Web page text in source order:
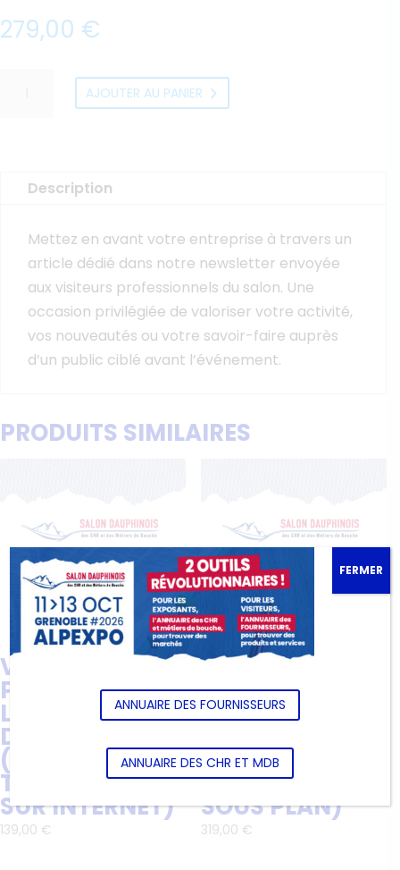
279,00 €
envoyée
visiteurs
professionnels
AJOUTER AU PANIER
Description
Mettez en avant votre entreprise à travers un
article dédié dans notre newsletter envoyée
aux visiteurs professionnels du salon. Une
occasion privilégiée de valoriser votre activité,
vos nouveautés ou votre savoir-faire auprès
d’un public ciblé avant l’événement.
PRODUITS SIMILAIRES
VOTRE
PUBLICITÉ SUR
LES BADGES
DES VISITEURS
(BADGES
TÉLÉCHARGÉS
SUR INTERNET)
139,00 €
VOTRE
PUBLICITÉ SUR
LE CATALOGUE
SALON
(BANDEAU
SOUS PLAN)
319,00 €
ANNUAIRE DES FOURNISSEURS
ANNUAIRE DES CHR ET MDB
FERMER